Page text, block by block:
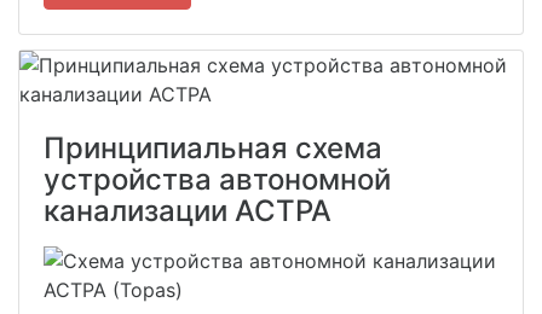
Принципиальная схема
устройства автономной
канализации АСТРА